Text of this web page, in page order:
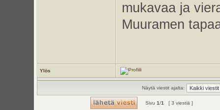
mukavaa ja
Muuramen
Ylös
Näytä viestit ajalta:
Sivu 1/1 [ 3 viestiä ]